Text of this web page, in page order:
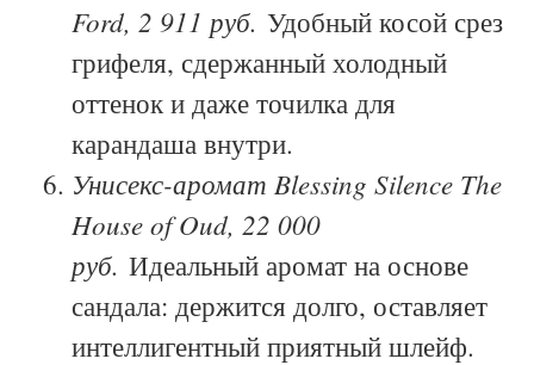
Ford, 2 911 руб. Удобный косой срез
грифеля, сдержанный холодный
оттенок и даже точилка для
карандаша внутри.
Унисекс-аромат Blessing Silence The
House of Oud, 22 000
руб. Идеальный аромат на основе
сандала: держится долго, оставляет
интеллигентный приятный шлейф.